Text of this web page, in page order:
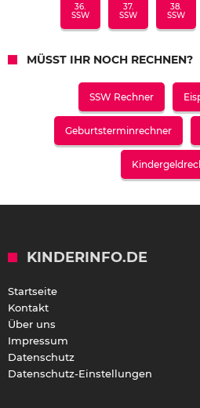
36.
SSW
37.
SSW
38.
SSW
MÜSST IHR NOCH RECHNEN?
SSW Rechner
Geburtsterminrechner
KINDERINFO.DE
Startseite
Kontakt
Über uns
Impressum
Datenschutz
Datenschutz-Einstellungen